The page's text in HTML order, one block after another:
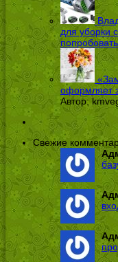
для уборки
оформляет
Автор:
Свежие